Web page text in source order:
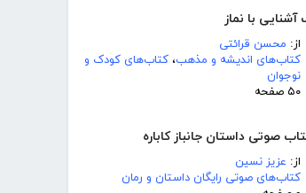
آشنایی با نماز
از: محسن قرائتی
کتاب‌های اندیشه و مذهب، کتاب‌های کودک و
نوجوان
۵۰ صفحه
صوتی داستان جانباز کاباره
از: عزیز نسین
کتاب‌های صوتی رایگان داستان و رمان